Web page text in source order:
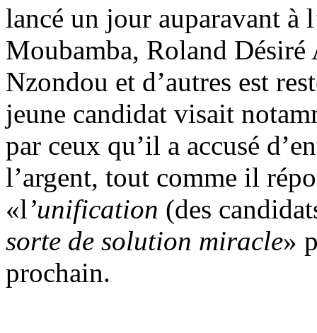
lancé un jour auparavant à
Moubamba, Roland
Nzondou et d’autres est
jeune candidat visait
par ceux qu’il a accusé
l’argent, tout comme il
«l’unification (des
sorte de solution miracle»
prochain.